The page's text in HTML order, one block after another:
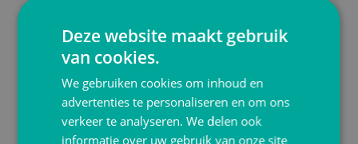
Deze website maakt gebruik
van cookies.
We gebruiken cookies om inhoud en
advertenties te personaliseren en om ons
verkeer te analyseren. We delen ook
informatie over uw gebruik van onze site